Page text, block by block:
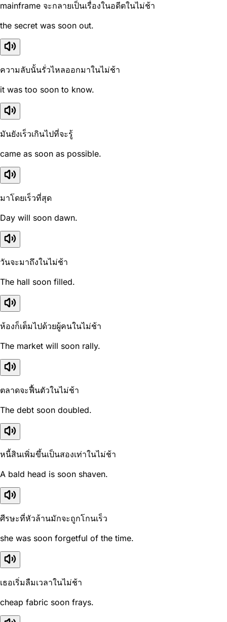
mainframe จะกลายเป็นเรื่องในอดีตในไม่ช้า
the secret was soon out.
ความลับนั้นรั่วไหลออกมาในไม่ช้า
it was too soon to know.
มันยังเร็วเกินไปที่จะรู้
came as soon as possible.
มาโดยเร็วที่สุด
Day will soon dawn.
วันจะมาถึงในไม่ช้า
The hall soon filled.
ห้องก็เต็มไปด้วยผู้คนในไม่ช้า
The market will soon rally.
ตลาดจะฟื้นตัวในไม่ช้า
The debt soon doubled.
หนี้สินเพิ่มขึ้นเป็นสองเท่าในไม่ช้า
A bald head is soon shaven.
ศีรษะที่หัวล้านมักจะถูกโกนเร็ว
she was soon forgetful of the time.
เธอเริ่มลืมเวลาในไม่ช้า
cheap fabric soon frays.